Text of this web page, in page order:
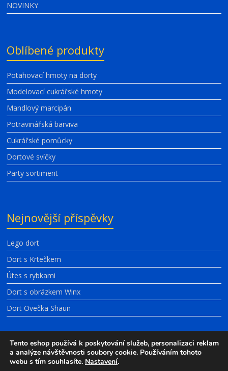
NOVINKY
Oblíbené produkty
Potahovací hmoty na dorty
Modelovací cukrářské hmoty
Mandlový marcipán
Potravinářská barviva
Cukrářské pomůcky
Dortové svíčky
Party sortiment
Nejnovější příspěvky
Lego dort
Dort s Krtečkem
Útes s rybkami
Dort s obrázkem Winx
Dort Ovečka Shaun
Copyright © 2026
Tento eshop používá k poskytování služeb, personalizaci reklam
a analýze návštěvnosti soubory cookie. Používáním tohoto
webu s tím souhlasíte. Nastavení.